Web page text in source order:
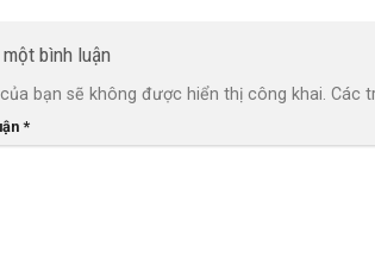
bình luận
bạn sẽ không được hiển thị công khai. Các
*